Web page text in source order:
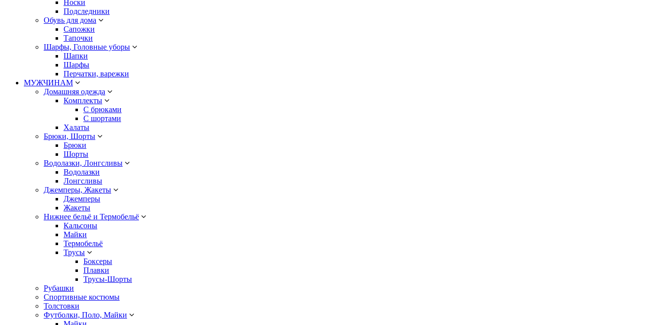
Носки
Подследники
Обувь для дома
Сапожки
Тапочки
Шарфы, Головные уборы
Шапки
Шарфы
Перчатки, варежки
МУЖЧИНАМ
Домашняя одежда
Комплекты
С брюками
С шортами
Халаты
Брюки, Шорты
Брюки
Шорты
Водолазки, Лонгсливы
Водолазки
Лонгсливы
Джемперы, Жакеты
Джемперы
Жакеты
Нижнее бельё и Термобельё
Кальсоны
Майки
Термобельё
Трусы
Боксеры
Плавки
Трусы-Шорты
Рубашки
Спортивные костюмы
Толстовки
Футболки, Поло, Майки